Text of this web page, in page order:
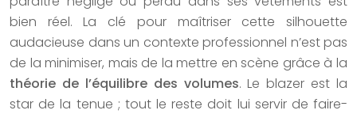
bien réel. La clé pour maîtriser cette silhouette
audacieuse dans un contexte professionnel n’est pas
de la minimiser, mais de la mettre en scène grâce à la
théorie de l’équilibre des volumes. Le blazer est la
star de la tenue ; tout le reste doit lui servir de faire-